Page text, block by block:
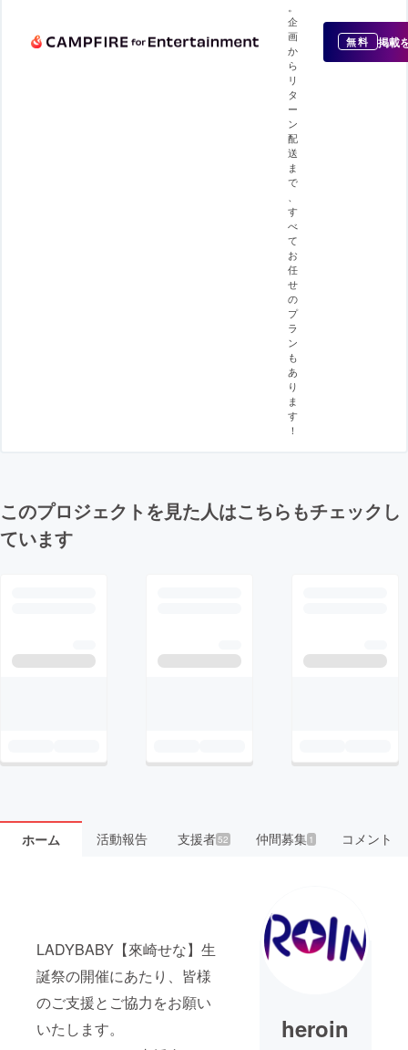
企
画
か
ら
リ
タ
ー
ン
配
送
ま
で
す
べ
て
お
任
せ
の
プ
ラ
ン
も
あ
り
ま
す
！
無料 掲載
このプロジェクトを見た人はこちらもチェックし
ています
ホーム 活動報告 支援者52 仲間募集 1 コメント
LADYBABY【來崎せな】生
誕祭の開催にあたり、皆様
のご支援とご協力をお願い
いたします。
heroin